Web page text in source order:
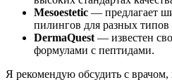
Mesoestetic — предлагает
пилингов для разных
DermaQuest — известен
формулами с пептидами.
Я рекомендую обсудить с